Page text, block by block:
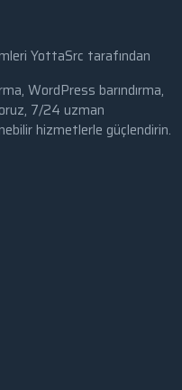
YottaSrc tarafından
WordPress barındırma,
7/24 uzman
hizmetlerle güçlendirin.